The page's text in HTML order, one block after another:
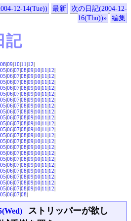
12-14(Tue)) 最新
次の日記(2004-12-
16(Thu))»
編集
記
08|09|10|11|12|
05|06|07|08|09|10|11|12|
05|06|07|08|09|10|11|12|
05|06|07|08|09|10|11|12|
05|06|07|08|09|10|11|12|
05|06|07|08|09|10|11|12|
05|06|07|08|09|10|11|12|
05|06|07|08|09|10|11|12|
05|06|07|08|09|10|11|12|
05|06|07|08|09|10|11|12|
05|06|07|08|09|10|11|12|
05|06|07|08|09|10|11|12|
05|06|07|08|09|10|11|12|
05|06|07|08|09|10|11|12|
05|06|07|08|09|10|11|12|
05|06|07|08|09|10|11|12|
05|06|07|08|09|10|11|12|
05|06|07|08|09|10|11|12|
05|06|07|08|09|10|11|12|
05|06|07|08|09|10|11|12|
05|06|07|08|09|10|11|12|
05|06|07|08|09|10|11|12|
05|06|07|08|
ストリッパーが欲し